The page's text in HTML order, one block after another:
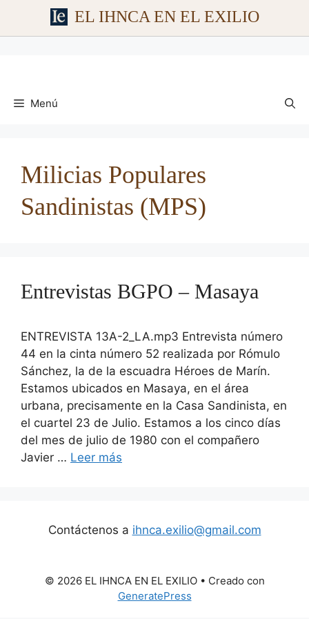
EL IHNCA EN EL EXILIO
contenido
Menú
Milicias Populares
Sandinistas (MPS)
Entrevistas BGPO – Masaya
ENTREVISTA 13A-2_LA.mp3 Entrevista número
44 en la cinta número 52 realizada por Rómulo
Sánchez, la de la escuadra Héroes de Marín.
Estamos ubicados en Masaya, en el área
urbana, precisamente en la Casa Sandinista, en
el cuartel 23 de Julio. Estamos a los cinco días
del mes de julio de 1980 con el compañero
Javier … Leer más
Contáctenos a ihnca.exilio@gmail.com
© 2026 EL IHNCA EN EL EXILIO• Creado con
GeneratePress